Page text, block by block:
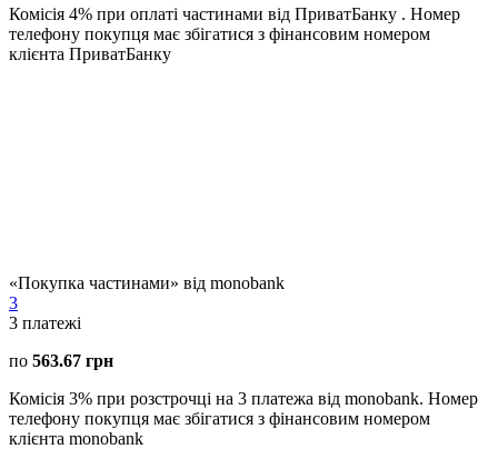
Комісія 4% при оплаті частинами від ПриватБанку . Номер
телефону покупця має збігатися з фінансовим номером
клієнта ПриватБанку
«Покупка частинами» від monobank
3
3 платежі
по 563.67 грн
Комісія 3% при розстрочці на 3 платежа від monobank. Номер
телефону покупця має збігатися з фінансовим номером
клієнта monobank